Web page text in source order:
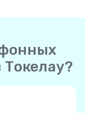
Токелау?